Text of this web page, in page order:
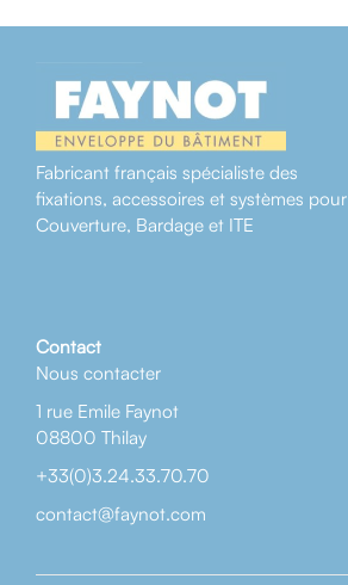
Fabricant français spécialiste des
fixations, accessoires et systèmes pour
Couverture, Bardage et ITE
Contact
Nous contacter
1 rue Emile Faynot
08800 Thilay
+33(0)3.24.33.70.70
contact@faynot.com